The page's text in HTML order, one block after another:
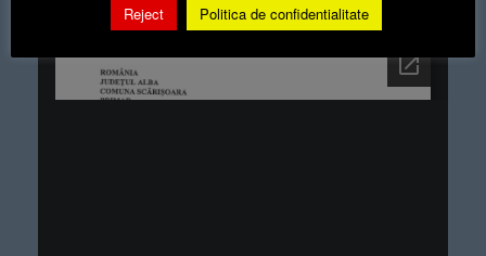
Reject
Politica de confidentialitate